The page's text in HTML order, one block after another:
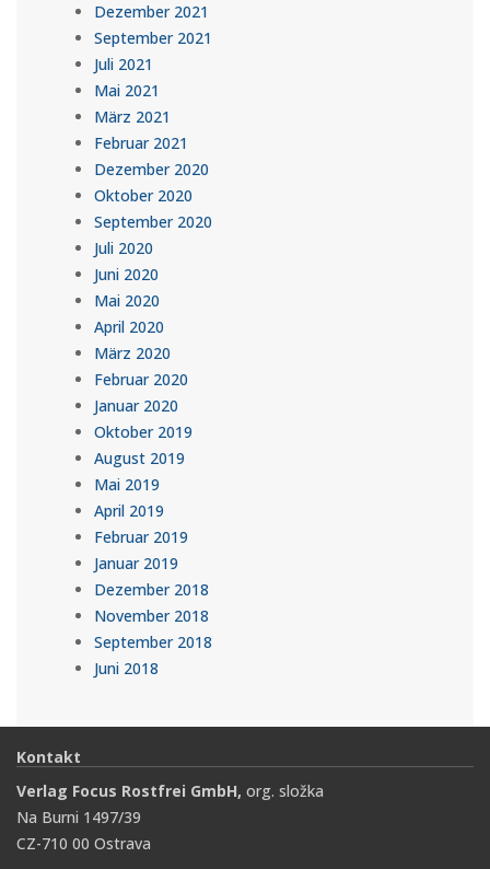
Dezember 2021
September 2021
Juli 2021
Mai 2021
März 2021
Februar 2021
Dezember 2020
Oktober 2020
September 2020
Juli 2020
Juni 2020
Mai 2020
April 2020
März 2020
Februar 2020
Januar 2020
Oktober 2019
August 2019
Mai 2019
April 2019
Februar 2019
Januar 2019
Dezember 2018
November 2018
September 2018
Juni 2018
Kontakt
Verlag Focus Rostfrei GmbH, org. složka
Na Burni 1497/39
CZ-710 00 Ostrava